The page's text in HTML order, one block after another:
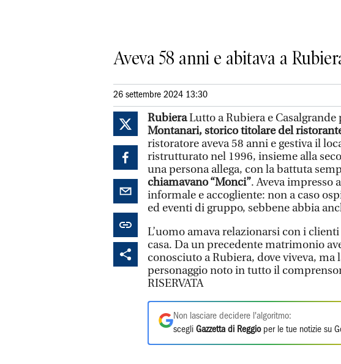
Aveva 58 anni e abitava a
26 settembre 2024 13:30
RubieraLutto a Rubiera e
Montanari, storico titolare del
ristoratore aveva 58 anni e gestiva il
ristrutturato nel 1996, insieme alla
una persona allega, con la battuta
chiamavano “Monci”. Aveva impresso
informale e accogliente: non a caso
ed eventi di gruppo, sebbene abbia
L’uomo amava relazionarsi con i
casa. Da un precedente matrimonio
conosciuto a Rubiera, dove viveva, ma
personaggio noto in tutto il
RISERVATA
Non lasciare decidere l'algoritmo:
scegli Gazzetta di Reggioper le tue notizie su